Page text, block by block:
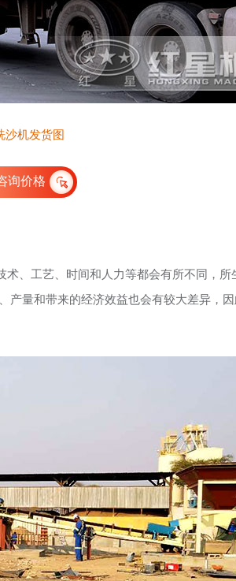
沙机发货图
询价格
、工艺、时间和人力等都会有所不同，所
产量和带来的经济效益也会有较大差异，